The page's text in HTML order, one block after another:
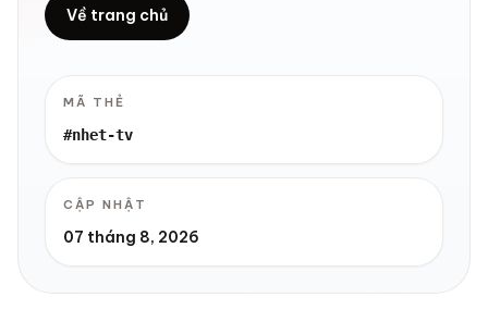
Về trang chủ
MÃ THẺ
#nhet-tv
CẬP NHẬT
07 tháng 8, 2026